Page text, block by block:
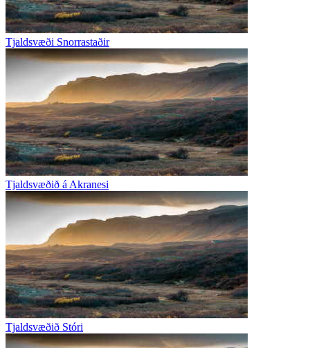
Tjaldsvæði Snorrastaðir
Tjaldsvæðið á Akranesi
Tjaldsvæðið Stóri